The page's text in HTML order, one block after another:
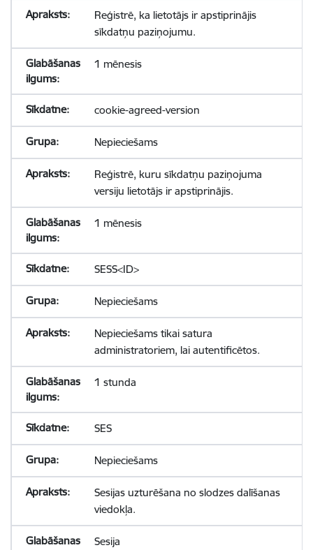
Reģistrē, ka lietotājs ir apstiprinājis
sīkdatņu paziņojumu.
1 mēnesis
cookie-agreed-version
Nepieciešams
Reģistrē, kuru sīkdatņu paziņojuma
versiju lietotājs ir apstiprinājis.
1 mēnesis
SESS<ID>
Nepieciešams
Nepieciešams tikai satura
administratoriem, lai autentificētos.
1 stunda
SES
Nepieciešams
Sesijas uzturēšana no slodzes dalīšanas
viedokļa.
Sesija